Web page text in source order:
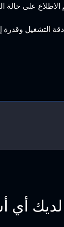
الاطلاع على حالة
التشغيل وقدرة
أي